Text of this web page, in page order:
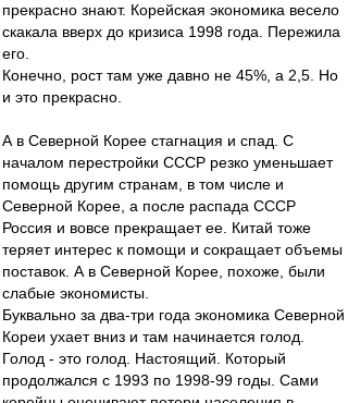
прекрасно знают. Корейская экономика весело
скакала вверх до кризиса 1998 года. Пережила
его.
Конечно, рост там уже давно не 45%, а 2,5. Но
и это прекрасно.
А в Северной Корее стагнация и спад. С
началом перестройки СССР резко уменьшает
помощь другим странам, в том числе и
Северной Корее, а после распада СССР
Россия и вовсе прекращает ее. Китай тоже
теряет интерес к помощи и сокращает объемы
поставок. А в Северной Корее, похоже, были
слабые экономисты.
Буквально за два-три года экономика Северной
Кореи ухает вниз и там начинается голод.
Голод - это голод. Настоящий. Который
продолжался с 1993 по 1998-99 годы. Сами